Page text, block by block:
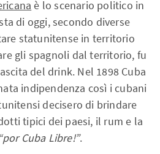
è lo scenario politico in
di oggi, secondo diverse
statunitense in territorio
gli spagnoli dal territorio, fu
del drink. Nel 1898 Cuba
indipendenza così i cubani
decisero di brindare
tipici dei paesi, il rum e la
“por Cuba Libre!”.